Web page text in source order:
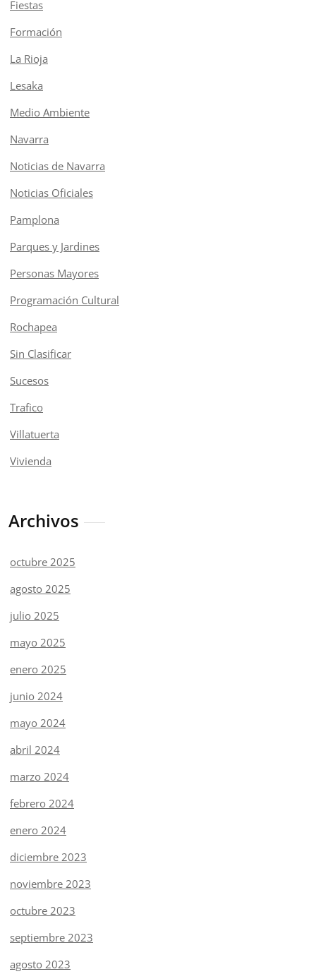
Fiestas
Formación
La Rioja
Lesaka
Medio Ambiente
Navarra
Noticias de Navarra
Noticias Oficiales
Pamplona
Parques y Jardines
Personas Mayores
Programación Cultural
Rochapea
Sin Clasificar
Sucesos
Trafico
Villatuerta
Vivienda
Archivos
octubre 2025
agosto 2025
julio 2025
mayo 2025
enero 2025
junio 2024
mayo 2024
abril 2024
marzo 2024
febrero 2024
enero 2024
diciembre 2023
noviembre 2023
octubre 2023
septiembre 2023
agosto 2023